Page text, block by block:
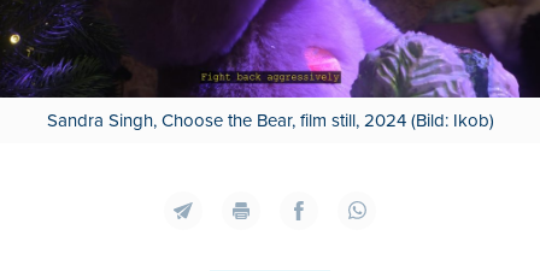
Sandra Singh, Choose the Bear, film still, 2024 (Bild: Ikob)